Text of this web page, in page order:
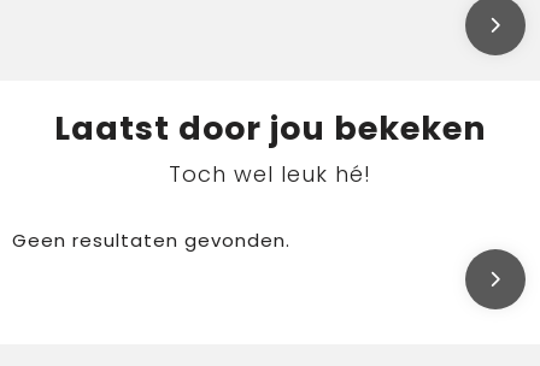
Laatst door jou bekeken
Toch wel leuk hé!
Geen resultaten gevonden.